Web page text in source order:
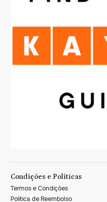
Condições e Políticas
Termos e Condições
Politica de Reembolso